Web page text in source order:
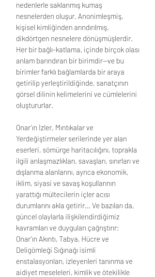
nedenlerle saklanmış kumaş
nesnelerden oluşur. Anonimleşmiş,
kişisel kimliğinden arındırılmış,
dikdörtgen nesnelere dönüşmüşlerdir.
Her bir bağlı-katlama, içinde birçok olası
anlam barındıran bir birimdir—ve bu
birimler farklı bağlamlarda bir araya
getirilip yerleştirildiğinde, sanatçının
görsel dilinin kelimelerini ve cümlelerini
oluştururlar.
Onar’ın İzler, Mıntıkalar ve
Yerdeğiştirmeler serilerinde yer alan
eserleri, sömürge haritacılığını, toprakla
ilgili anlaşmazlıkları, savaşları, sınırları ve
dışlanma alanlarını, ayrıca ekonomik,
iklim, siyasi ve savaş koşullarının
yarattığı mültecilerin içler acısı
durumlarını akla getirir... Ve bazıları da,
güncel olaylarla ilişkilendirdiğimiz
kavramları ve duyguları çağrıştırır:
Onar’ın Akıntı, Tabya, Hücre ve
Deligömleği Sığınağı isimli
enstalasyonları, izleyenleri tanınma ve
aidiyet meseleleri, kimlik ve ötekilikle